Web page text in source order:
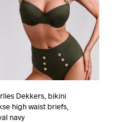
Dekkers, bikini
high waist briefs,
navy